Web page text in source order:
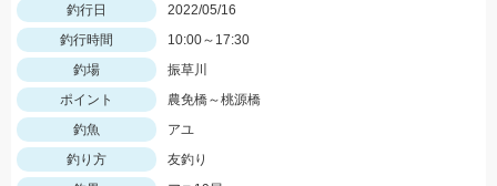
釣行日
2022/05/16
釣行時間
10:00～17:30
釣場
振草川
ポイント
農免橋～桃源橋
釣魚
アユ
釣り方
友釣り